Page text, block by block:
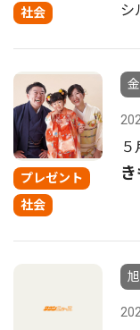
社会 シ
プレゼント
社会